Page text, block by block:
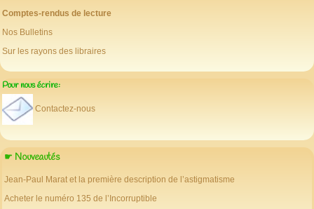
Comptes-rendus de lecture
Nos Bulletins
Sur les rayons des libraires
Pour nous écrire:
Contactez-nous
☛ Nouveautés
Jean-Paul Marat et la première description de l’astigmatisme
Acheter le numéro 135 de l’Incorruptible